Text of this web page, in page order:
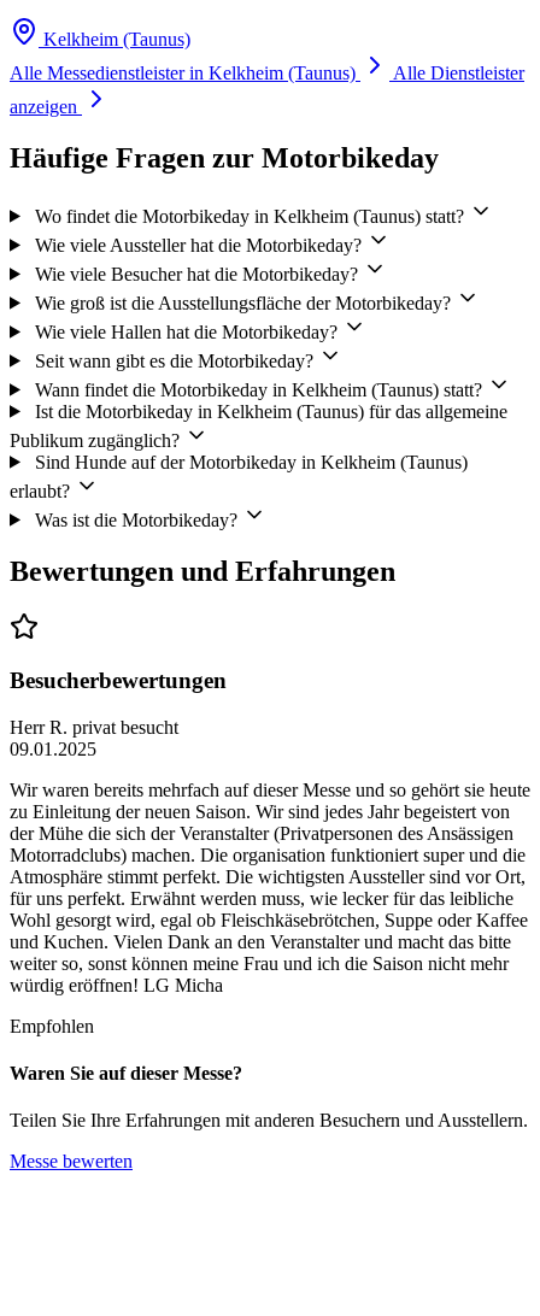
Kelkheim (Taunus)
Alle Messedienstleister in Kelkheim (Taunus)
Alle Dienstleister
anzeigen
Häufige Fragen zur Motorbikeday
Wo findet die Motorbikeday in Kelkheim (Taunus) statt?
Wie viele Aussteller hat die Motorbikeday?
Wie viele Besucher hat die Motorbikeday?
Wie groß ist die Ausstellungsfläche der Motorbikeday?
Wie viele Hallen hat die Motorbikeday?
Seit wann gibt es die Motorbikeday?
Wann findet die Motorbikeday in Kelkheim (Taunus) statt?
Ist die Motorbikeday in Kelkheim (Taunus) für das allgemeine
Publikum zugänglich?
Sind Hunde auf der Motorbikeday in Kelkheim (Taunus)
erlaubt?
Was ist die Motorbikeday?
Bewertungen und Erfahrungen
Besucherbewertungen
Herr R. privat besucht
09.01.2025
Wir waren bereits mehrfach auf dieser Messe und so gehört sie heute
zu Einleitung der neuen Saison. Wir sind jedes Jahr begeistert von
der Mühe die sich der Veranstalter (Privatpersonen des Ansässigen
Motorradclubs) machen. Die organisation funktioniert super und die
Atmosphäre stimmt perfekt. Die wichtigsten Aussteller sind vor Ort,
für uns perfekt. Erwähnt werden muss, wie lecker für das leibliche
Wohl gesorgt wird, egal ob Fleischkäsebrötchen, Suppe oder Kaffee
und Kuchen. Vielen Dank an den Veranstalter und macht das bitte
weiter so, sonst können meine Frau und ich die Saison nicht mehr
würdig eröffnen! LG Micha
Empfohlen
Waren Sie auf dieser Messe?
Teilen Sie Ihre Erfahrungen mit anderen Besuchern und Ausstellern.
Messe bewerten